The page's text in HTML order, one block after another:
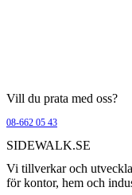
Vill du prata med oss?
08-662 05 43
SIDEWALK.SE
Vi tillverkar och
för kontor, hem och